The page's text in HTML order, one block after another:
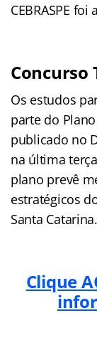
CEBRASPE
Concurso
Os estudos
parte do
publicado no
na última
plano prevê
estratégicos
Santa Catarina.
Clique